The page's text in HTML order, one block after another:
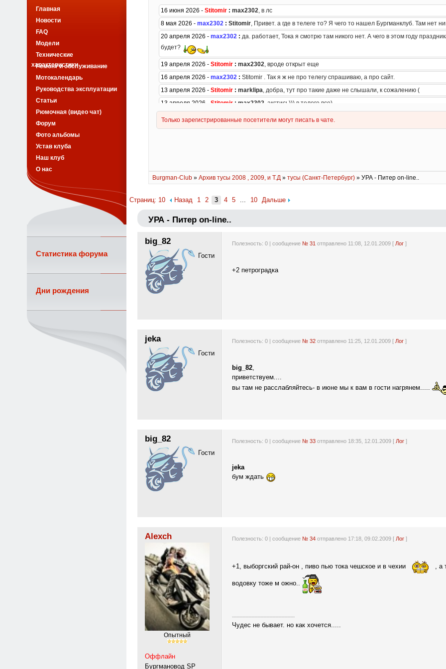
Burgman-Club» Архив тусы 2008 , 2009, и Т.Д » тусы (Санкт-Петербург)» УРА - Питер on-line..
Страниц: 10 Назад 1 2 3 4 5 ... 10 Дальше
УРА - Питер on-line..
big_82
Гости
Полезность: 0| сообщение № 31 отправлено 11:08, 12.01.2009 [ Лог]
+2 петроградка
jeka
Гости
Полезность: 0| сообщение № 32отправлено 11:25, 12.01.2009 [ Лог]
big_82,
приветствуем....
вы там не расслабляйтесь- в июне мы к вам в гости нагрянем.....
big_82
Гости
Полезность: 0| сообщение № 33отправлено 18:35, 12.01.2009 [ Лог]
jeka
бум ждать
Alexch
Опытный
Оффлайн
Бургмановод SP
Полезность: 0| сообщение № 34отправлено 17:18, 09.02.2009 [ Лог]
+1, выборгский рай-он , пиво пью тока чешское и в чехии , а
водовку тоже м ожно..
------------------------------------------
Чудес не бывает. но как хочется.....
Главная
Новости
FAQ
Модели
Технические
характеристики
Ремонт и обслуживание
Мотокалендарь
Руководства эксплуатации
Статьи
Рюмочная (видео чат)
Форум
Фото альбомы
Устав клуба
Наш клуб
О нас
Статистика форума
Дни рождения